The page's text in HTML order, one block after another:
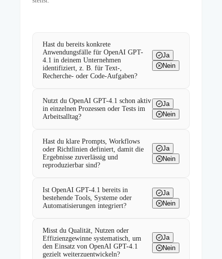
Hast du bereits konkrete
Anwendungsfälle für OpenAI GPT-
4.1 in deinem Unternehmen
identifiziert, z. B. für Text-,
Recherche- oder Code-Aufgaben?
Ja
Nein
Nutzt du OpenAI GPT-4.1 schon aktiv
in einzelnen Prozessen oder Tests im
Arbeitsalltag?
Ja
Nein
Hast du klare Prompts, Workflows
oder Richtlinien definiert, damit die
Ergebnisse zuverlässig und
reproduzierbar sind?
Ja
Nein
Ist OpenAI GPT-4.1 bereits in
bestehende Tools, Systeme oder
Automatisierungen integriert?
Ja
Nein
Misst du Qualität, Nutzen oder
Effizienzgewinne systematisch, um
den Einsatz von OpenAI GPT-4.1
gezielt weiterzuentwickeln?
Ja
Nein